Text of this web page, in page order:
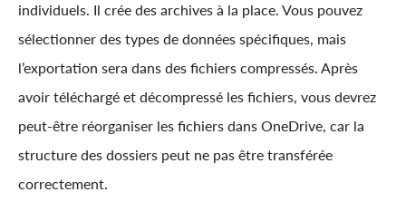
individuels. Il crée des archives à la place. Vous pouvez
sélectionner des types de données spécifiques, mais
l’exportation sera dans des fichiers compressés. Après
avoir téléchargé et décompressé les fichiers, vous devrez
peut-être réorganiser les fichiers dans OneDrive, car la
structure des dossiers peut ne pas être transférée
correctement.